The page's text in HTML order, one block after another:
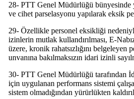
28- PTT Genel Müdürlüğü bünyesinde
ve cihet parselasyonu yapılarak eksik
29- Özellikle personel eksikliği
izinlerin mutlak kullandırılması, E-
üzere, kronik rahatsızlığını belgeleyen
unvanına bakılmaksızın idari izinli
30- PTT Genel Müdürlüğü tarafından
için uygulanan performans sistemi
sistem olmadığından yürürlükten